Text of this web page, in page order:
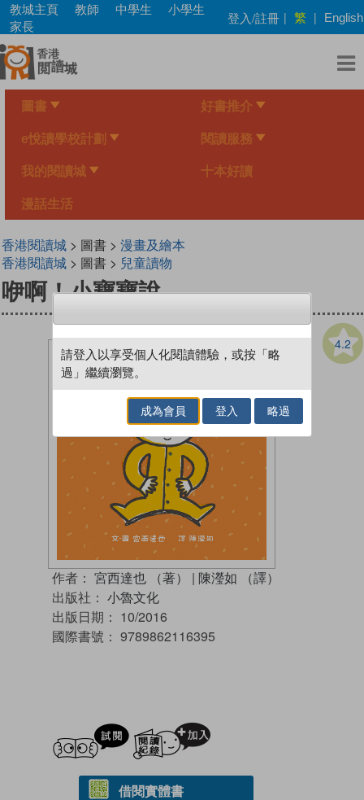
Skip
main
content
教城主頁 教師 中學生
小學生
家長
登入/註冊 | 繁 | English
圖書 好書推介
e悅讀學校計劃 閱讀服務
我的閱讀城 十本好讀
漫話生活
香港閱讀城> 圖書 > 漫畫及繪本
香港閱讀城> 圖書 > 兒童讀物
咿啊！小寶寶說......
4.2
作者： 宮西達也 （著） | 陳瀅如 （譯）
出版社： 小魯文化
出版日期： 10/2016
國際書號： 9789862116395
試閲
借閱實體書
請登入以享受個人化閱讀體驗，或按「略
過」繼續瀏覽。
成為會員 登入 略過